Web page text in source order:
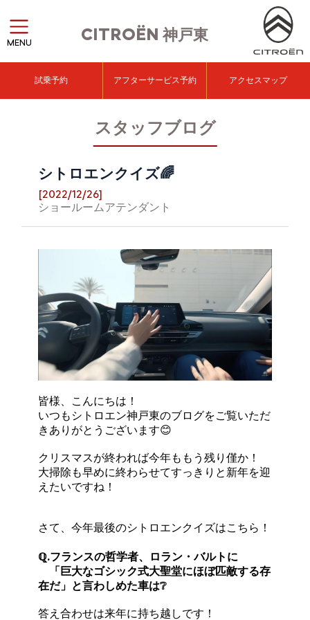
CITROËN神戸東
MENU
試乗予約 アフターサービス予約 アクセスマップ
スタッフブログ
シトロエンクイズ🌈
[2022/12/26]
ショールームアテンダント
皆様、こんにちは！
いつもシトロエン神戸東のブログをご覧いただ
きありがとうございます😊
クリスマスが終われば今年ももう残り僅か！
大掃除も早めに終わらせてすっきりと新年を迎
えたいですね！
さて、今年最後のシトロエンクイズはこちら！
ℚ.フランスの哲学者、ロラン・バルトに
「巨大なゴシック式大聖堂にほぼ匹敵する存
在だ」と言わしめた車は❔
答え合わせは来年に持ち越しです！